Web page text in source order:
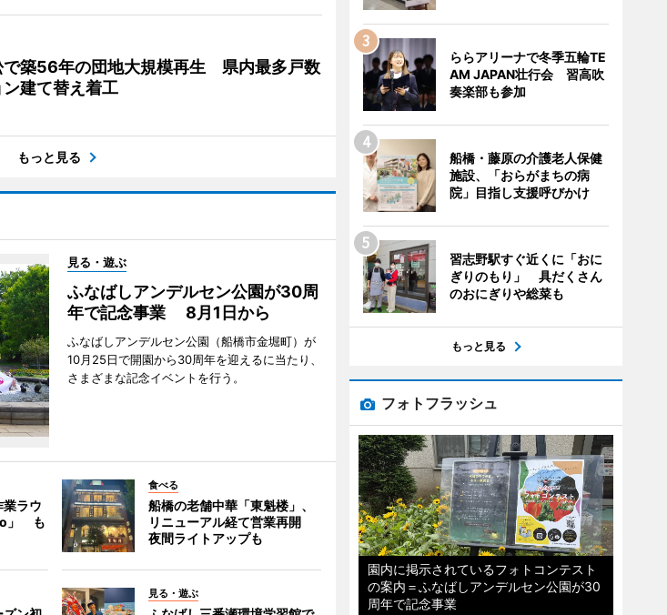
で築56年の団地大規模再生 県内最多戸数
建て替え着工
もっと見る
見る・遊ぶ
ふなばしアンデルセン公園が30周
年で記念事業 8月1日から
ふなばしアンデルセン公園（船橋市金堀町）が
10月25日で開園から30周年を迎えるに当たり、
さまざまな記念イベントを行う。
ラウ
」 も
食べる
船橋の老舗中華「東魁楼」、
リニューアル経て営業再開
夜間ライトアップも
見る・遊ぶ
ららアリーナで冬季五輪TE
AM JAPAN壮行会 習高吹
奏楽部も参加
船橋・藤原の介護老人保健
施設、「おらがまちの病
院」目指し支援呼びかけ
習志野駅すぐ近くに「おに
ぎりのもり」 具だくさん
のおにぎりや総菜も
もっと見る
フォトフラッシュ
園内に掲示されているフォトコンテスト
の案内＝ふなばしアンデルセン公園が30
周年で記念事業